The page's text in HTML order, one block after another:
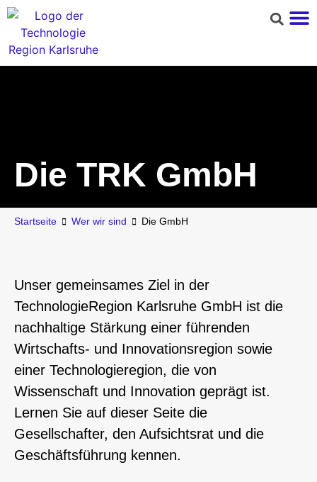
Die TRK GmbH
Startseite Wer wir sind Die GmbH
Unser gemeinsames Ziel in der
TechnologieRegion Karlsruhe GmbH ist die
nachhaltige Stärkung einer führenden
Wirtschafts- und Innovationsregion sowie
einer Technologieregion, die von
Wissenschaft und Innovation geprägt ist.
Lernen Sie auf dieser Seite die
Gesellschafter, den Aufsichtsrat und die
Geschäftsführung kennen.